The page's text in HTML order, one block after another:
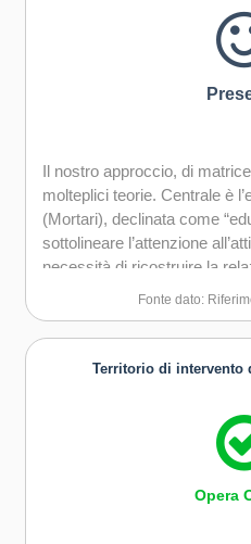
Il nostro approccio, di
molteplici teorie. Centrale è
(Mortari), declinata come
sottolineare l’attenzione
necessità di ricostruire la
mondo in ottica
pianeta. Nelle pratiche
all’educazione alla libertà
passivi. Fondamentale è
esperienziale, declinata per
differenze in prospettiva
Fonte dato:
Territorio di intervento
Opera